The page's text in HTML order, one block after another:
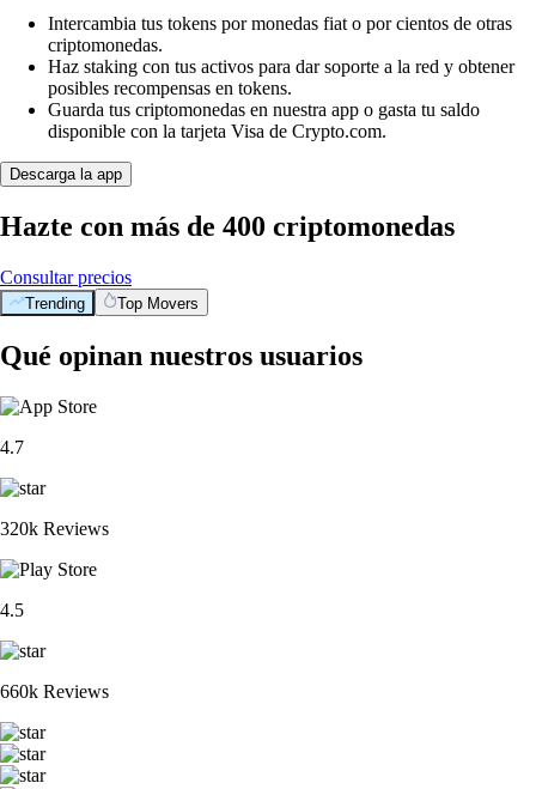
Intercambia tus tokens por monedas fiat o por cientos de otras
criptomonedas.
Haz staking con tus activos para dar soporte a la red y obtener
posibles recompensas en tokens.
Guarda tus criptomonedas en nuestra app o gasta tu saldo
disponible con la tarjeta Visa de Crypto.com.
Descarga la app
Hazte con más de 400 criptomonedas
Consultar precios
Trending Top Movers
Qué opinan nuestros usuarios
4.7
320k Reviews
4.5
660k Reviews